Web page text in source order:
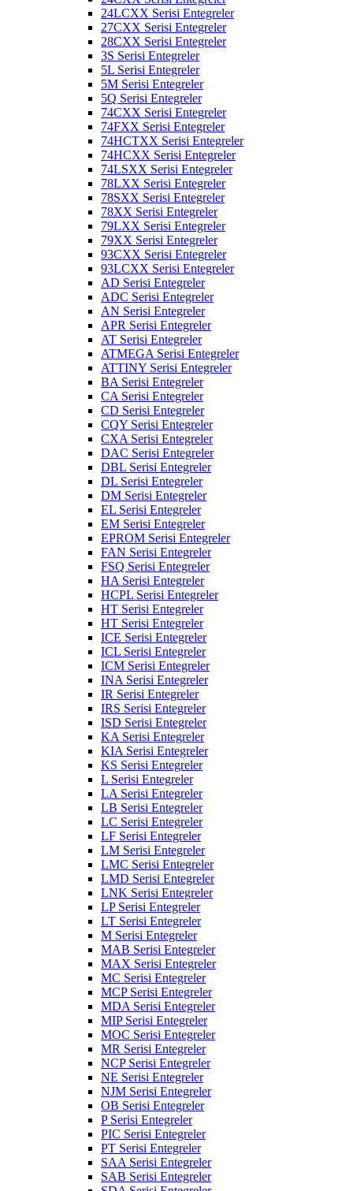
24LCXX Serisi Entegreler
27CXX Serisi Entegreler
28CXX Serisi Entegreler
3S Serisi Entegreler
5L Serisi Entegreler
5M Serisi Entegreler
5Q Serisi Entegreler
74CXX Serisi Entegreler
74FXX Serisi Entegreler
74HCTXX Serisi Entegreler
74HCXX Serisi Entegreler
74LSXX Serisi Entegreler
78LXX Serisi Entegreler
78SXX Serisi Entegreler
78XX Serisi Entegreler
79LXX Serisi Entegreler
79XX Serisi Entegreler
93CXX Serisi Entegreler
93LCXX Serisi Entegreler
AD Serisi Entegreler
ADC Serisi Entegreler
AN Serisi Entegreler
APR Serisi Entegreler
AT Serisi Entegreler
ATMEGA Serisi Entegreler
ATTINY Serisi Entegreler
BA Serisi Entegreler
CA Serisi Entegreler
CD Serisi Entegreler
CQY Serisi Entegreler
CXA Serisi Entegreler
DAC Serisi Entegreler
DBL Serisi Entegreler
DL Serisi Entegreler
DM Serisi Entegreler
EL Serisi Entegreler
EM Serisi Entegreler
EPROM Serisi Entegreler
FAN Serisi Entegreler
FSQ Serisi Entegreler
HA Serisi Entegreler
HCPL Serisi Entegreler
HT Serisi Entegreler
HT Serisi Entegreler
ICE Serisi Entegreler
ICL Serisi Entegreler
ICM Serisi Entegreler
INA Serisi Entegreler
IR Serisi Entegreler
IRS Serisi Entegreler
ISD Serisi Entegreler
KA Serisi Entegreler
KIA Serisi Entegreler
KS Serisi Entegreler
L Serisi Entegreler
LA Serisi Entegreler
LB Serisi Entegreler
LC Serisi Entegreler
LF Serisi Entegreler
LM Serisi Entegreler
LMC Serisi Entegreler
LMD Serisi Entegreler
LNK Serisi Entegreler
LP Serisi Entegreler
LT Serisi Entegreler
M Serisi Entegreler
MAB Serisi Entegreler
MAX Serisi Entegreler
MC Serisi Entegreler
MCP Serisi Entegreler
MDA Serisi Entegreler
MIP Serisi Entegreler
MOC Serisi Entegreler
MR Serisi Entegreler
NCP Serisi Entegreler
NE Serisi Entegreler
NJM Serisi Entegreler
OB Serisi Entegreler
P Serisi Entegreler
PIC Serisi Entegreler
PT Serisi Entegreler
SAA Serisi Entegreler
SAB Serisi Entegreler